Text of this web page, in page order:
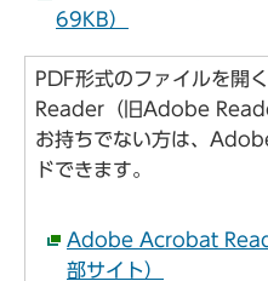
69KB）
PDF形式のファイルを
Reader（旧Adobe
お持ちでない方は、
ドできます。
Adobe Acrobat
部サイト）